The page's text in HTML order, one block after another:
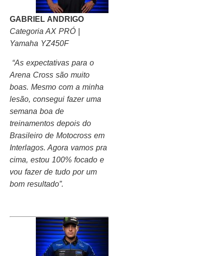
GABRIEL ANDRIGO
Categoria AX PRÓ |
Yamaha YZ450F
“As expectativas para o
Arena Cross são muito
boas. Mesmo com a minha
lesão, consegui fazer uma
semana boa de
treinamentos depois do
Brasileiro de Motocross em
Interlagos. Agora vamos pra
cima, estou 100% focado e
vou fazer de tudo por um
bom resultado”.